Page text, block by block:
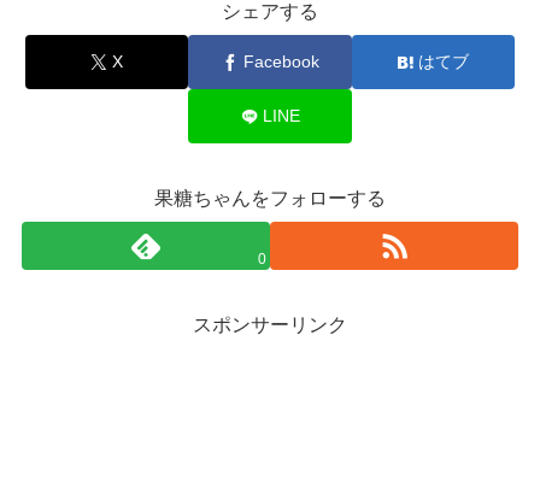
シェアする
X Facebook はてブ
LINE
果糖ちゃんをフォローする
0
スポンサーリンク